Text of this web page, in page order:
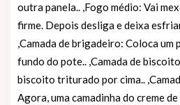
outra panela.. ,Fogo médio: Vai
firme. Depois desliga e deixa
,Camada de brigadeiro: Coloca
fundo do pote.. ,Camada de
biscoito triturado por cima..
Agora, uma camadinha do creme